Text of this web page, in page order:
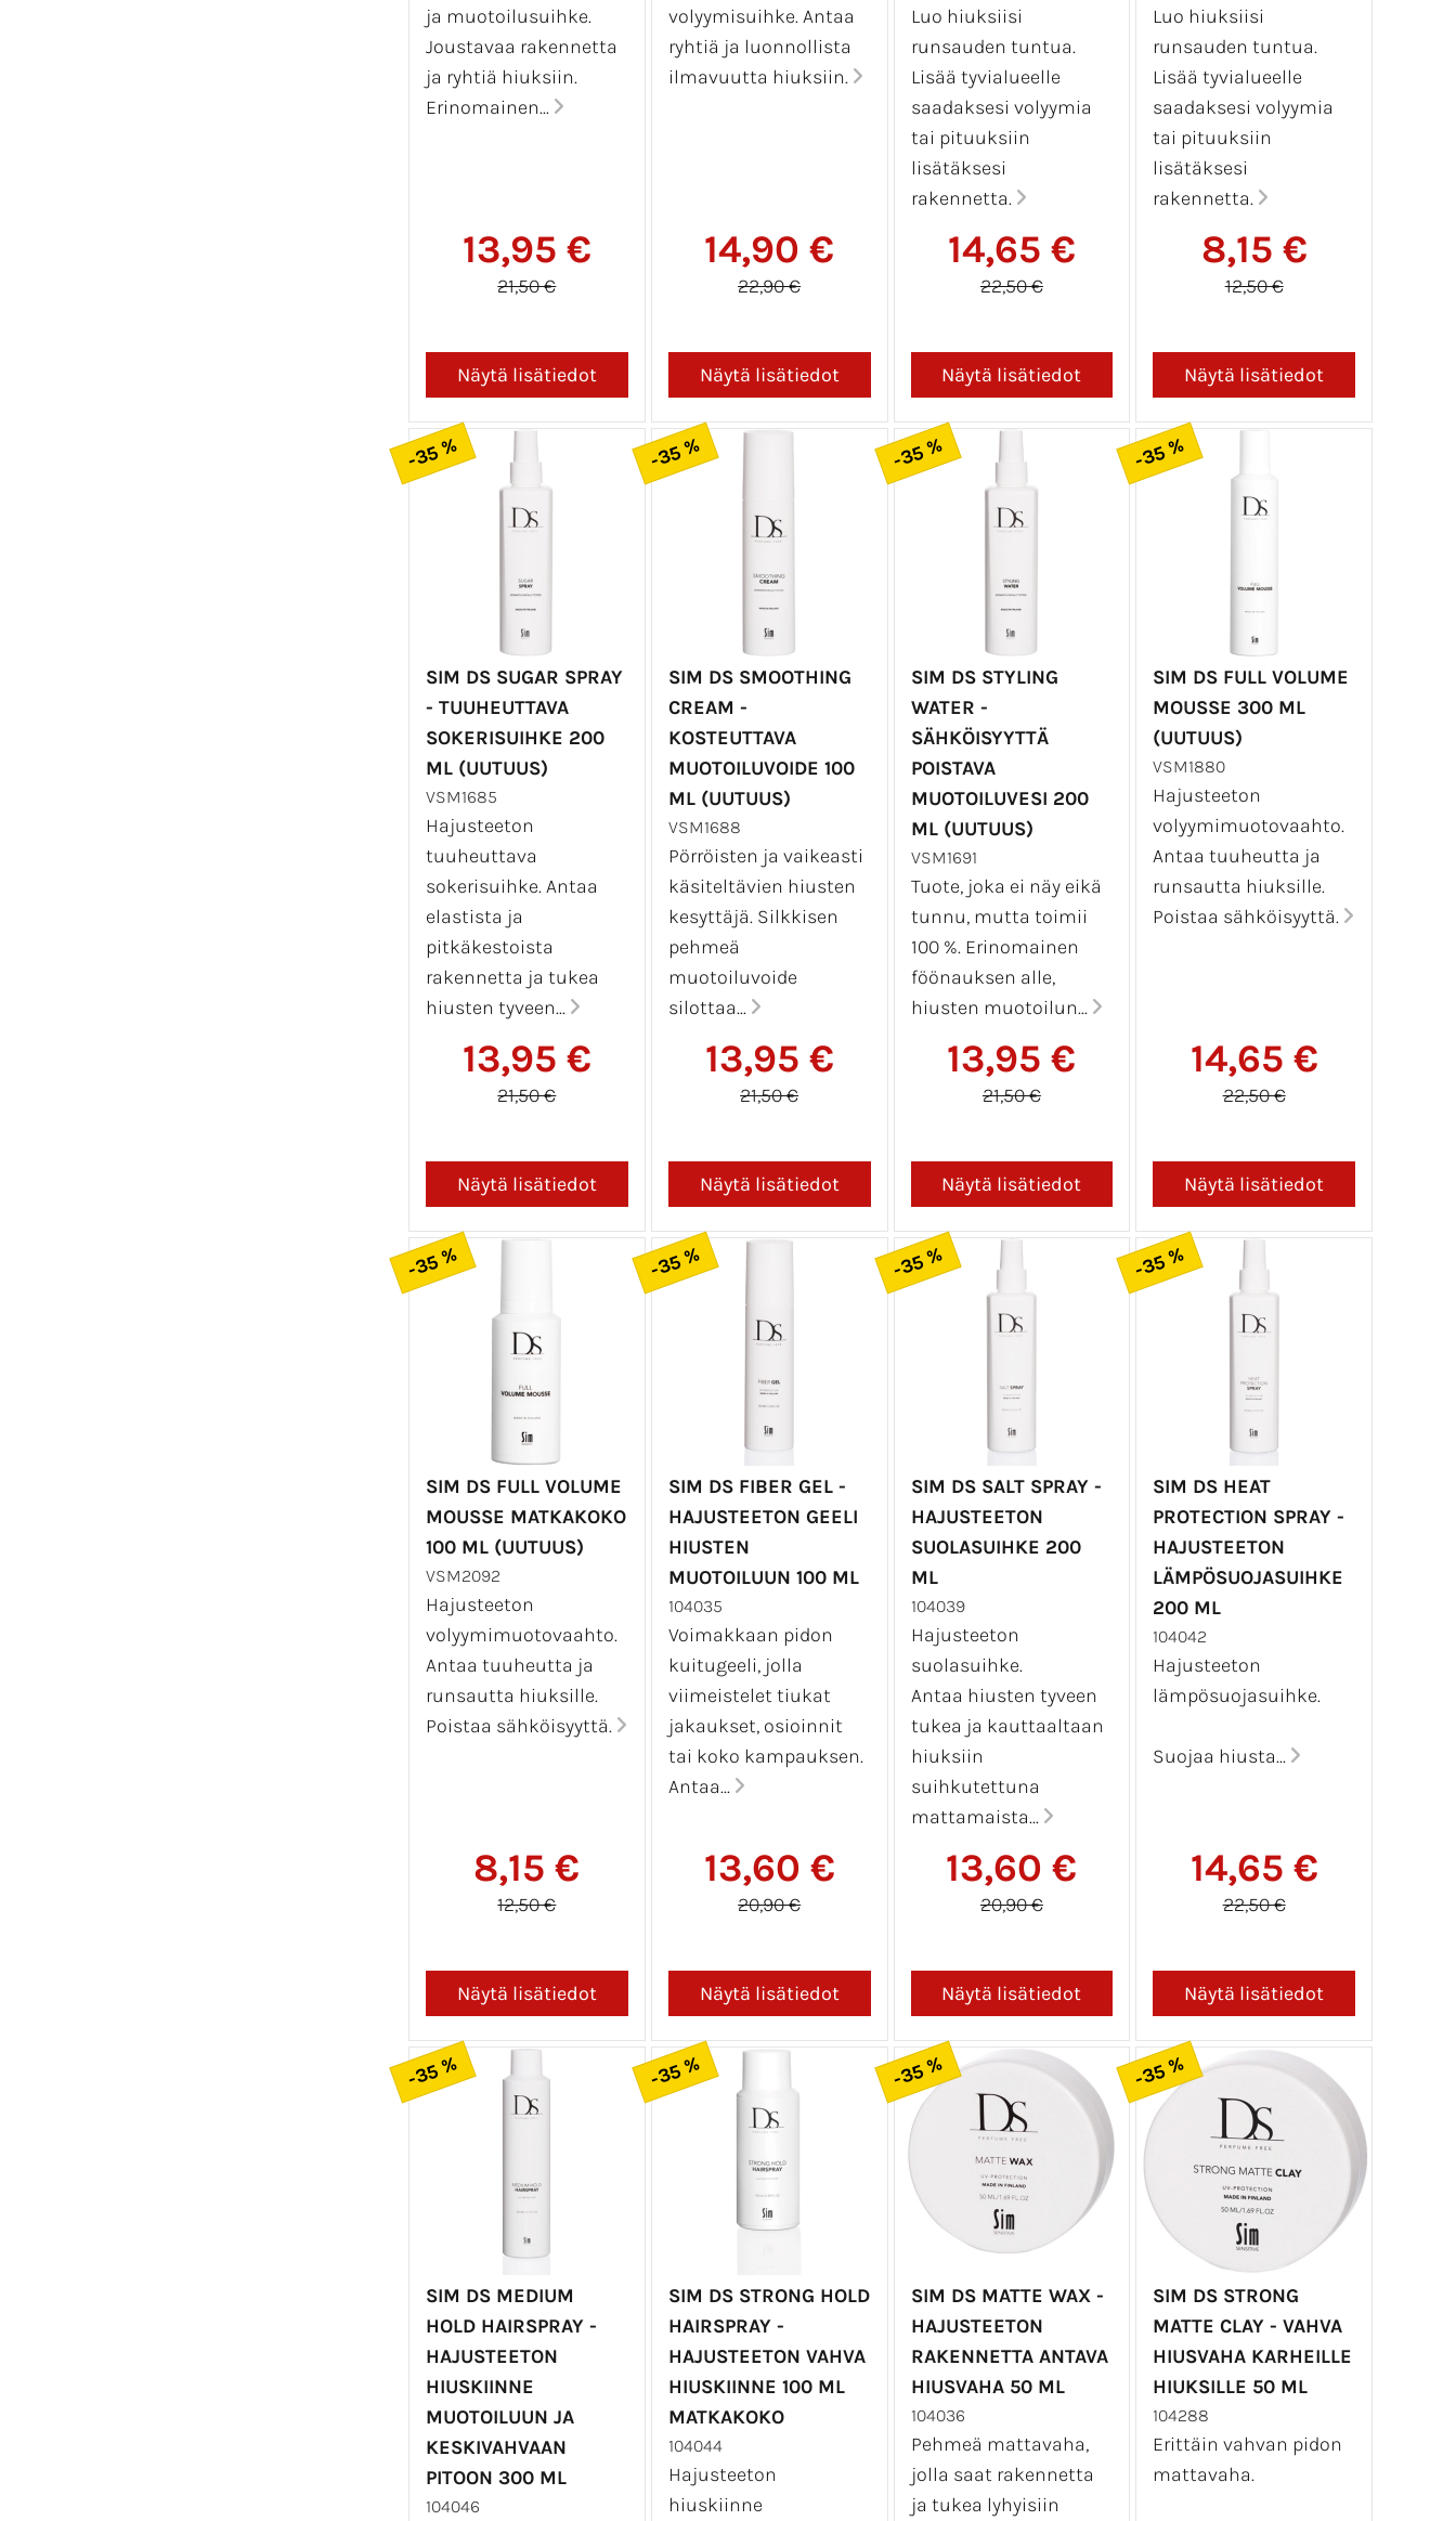
ja muotoilusuihke.
Joustavaa rakennetta
ja ryhtiä hiuksiin.
Erinomainen...
13,95 €
21,50 €
volyymisuihke. Antaa
ryhtiä ja luonnollista
ilmavuutta hiuksiin.
14,90 €
22,90 €
Luo hiuksiisi
runsauden tuntua.
Lisää tyvialueelle
saadaksesi volyymia
tai pituuksiin
lisätäksesi
rakennetta.
14,65 €
22,50 €
Luo hiuksiisi
runsauden tuntua.
Lisää tyvialueelle
saadaksesi volyymia
tai pituuksiin
lisätäksesi
rakennetta.
8,15 €
12,50 €
-35 %
SIM DS SUGAR SPRAY
- TUUHEUTTAVA
SOKERISUIHKE 200
ML (UUTUUS)
VSM1685
Hajusteeton
tuuheuttava
sokerisuihke. Antaa
elastista ja
pitkäkestoista
rakennetta ja tukea
hiusten tyveen...
13,95 €
21,50 €
-35 %
SIM DS SMOOTHING
CREAM -
KOSTEUTTAVA
MUOTOILUVOIDE 100
ML (UUTUUS)
VSM1688
Pörröisten ja vaikeasti
käsiteltävien hiusten
kesyttäjä. Silkkisen
pehmeä
muotoiluvoide
silottaa...
13,95 €
21,50 €
-35 %
SIM DS STYLING
WATER -
SÄHKÖISYYTTÄ
POISTAVA
MUOTOILUVESI 200
ML (UUTUUS)
VSM1691
Tuote, joka ei näy eikä
tunnu, mutta toimii
100 %. Erinomainen
föönauksen alle,
hiusten muotoilun...
13,95 €
21,50 €
-35 %
SIM DS FULL VOLUME
MOUSSE 300 ML
(UUTUUS)
VSM1880
Hajusteeton
volyymimuotovaahto.
Antaa tuuheutta ja
runsautta hiuksille.
Poistaa sähköisyyttä.
14,65 €
22,50 €
-35 %
SIM DS FULL VOLUME
MOUSSE MATKAKOKO
100 ML (UUTUUS)
VSM2092
Hajusteeton
volyymimuotovaahto.
Antaa tuuheutta ja
runsautta hiuksille.
Poistaa sähköisyyttä.
8,15 €
12,50 €
-35 %
SIM DS FIBER GEL -
HAJUSTEETON GEELI
HIUSTEN
MUOTOILUUN 100 ML
104035
Voimakkaan pidon
kuitugeeli, jolla
viimeistelet tiukat
jakaukset, osioinnit
tai koko kampauksen.
Antaa...
13,60 €
20,90 €
-35 %
SIM DS SALT SPRAY -
HAJUSTEETON
SUOLASUIHKE 200
ML
104039
Hajusteeton
suolasuihke.
Antaa hiusten tyveen
tukea ja kauttaaltaan
hiuksiin
suihkutettuna
mattamaista...
13,60 €
20,90 €
-35 %
SIM DS HEAT
PROTECTION SPRAY -
HAJUSTEETON
LÄMPÖSUOJASUIHKE
200 ML
104042
Hajusteeton
lämpösuojasuihke.
Suojaa hiusta...
14,65 €
22,50 €
-35 %
SIM DS MEDIUM
HOLD HAIRSPRAY -
HAJUSTEETON
HIUSKIINNE
MUOTOILUUN JA
KESKIVAHVAAN
PITOON 300 ML
104046
-35 %
SIM DS STRONG HOLD
HAIRSPRAY -
HAJUSTEETON VAHVA
HIUSKIINNE 100 ML
MATKAKOKO
104044
Hajusteeton
hiuskiinne
-35 %
SIM DS MATTE WAX -
HAJUSTEETON
RAKENNETTA ANTAVA
HIUSVAHA 50 ML
104036
Pehmeä mattavaha,
jolla saat rakennetta
ja tukea lyhyisiin
-35 %
SIM DS STRONG
MATTE CLAY - VAHVA
HIUSVAHA KARHEILLE
HIUKSILLE 50 ML
104288
Erittäin vahvan pidon
mattavaha.